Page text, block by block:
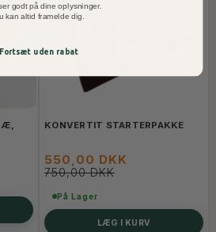
KONVERTIT STARTERPAKKE
550,00 DKK
750,00 DKK
På Lager
LÆG I KURV
godt på dine oplysninger.
kan altid framelde dig.
Fortsæt uden rabat